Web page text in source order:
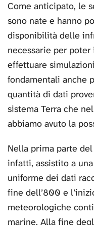
Come anticipato, le
sono nate e hanno
disponibilità delle
necessarie per
effettuare
fondamentali anche
quantità di dati
sistema Terra che
abbiamo avuto la
Nella prima parte
infatti, assistito a
uniforme dei dati
fine dell’800 e
meteorologiche
marine. Alla fine